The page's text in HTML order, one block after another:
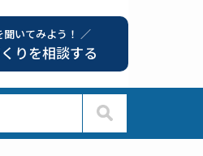
聞いてみよう！ ／
りを相談する